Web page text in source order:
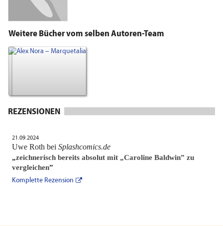
Weitere Bücher vom selben Autoren-Team
REZENSIONEN
21.09.2024
Uwe Roth bei Splashcomics.de
„zeichnerisch bereits absolut mit „Caroline Baldwin” zu
vergleichen”
Komplette Rezension